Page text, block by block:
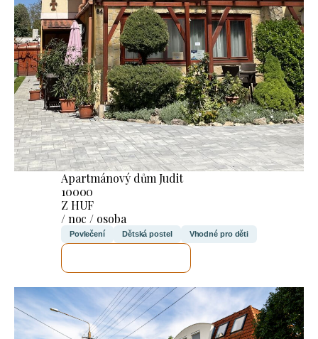
Apartmánový dům Judit
10000
Z HUF
/ noc / osoba
Povlečení Dětská postel Vhodné pro děti